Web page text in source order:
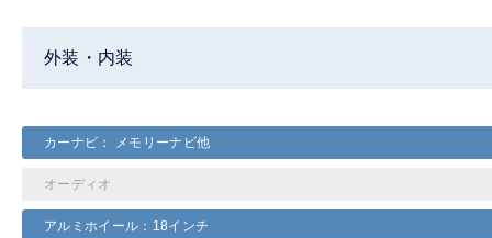
外装・内装
カーナビ： メモリーナビ他
オーディオ
アルミホイール：18インチ